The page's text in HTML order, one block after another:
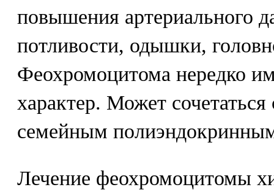
повышения артериального
потливости, одышки,
Феохромоцитома нередко
характер. Может
семейным
Лечение феохромоцитомы